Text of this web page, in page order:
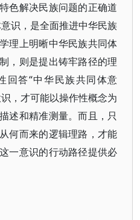
色解决民族问题的正确道
识，是全面推进中华民族
理上明晰中华民族共同体
，则是提出铸牢路径的理
回答“中华民族共同体意
，才可能以操作性概念为
述和精准测量。而且，只
何而来的逻辑理路，才能
一意识的行动路径提供必